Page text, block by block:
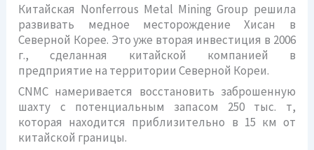
Китайская Nonferrous Metal Mining Group решила
развивать медное месторождение Хисан в
Северной Корее. Это уже вторая инвестиция в 2006
г., сделанная китайской компанией в
предприятие на территории Северной Кореи.
CNMC намеривается восстановить заброшенную
шахту с потенциальным запасом 250 тыс. т,
которая находится приблизительно в 15 км от
китайской границы.